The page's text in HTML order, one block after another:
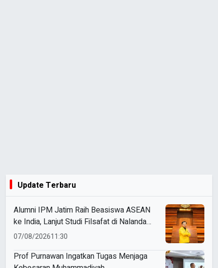
Update Terbaru
Alumni IPM Jatim Raih Beasiswa ASEAN
ke India, Lanjut Studi Filsafat di Nalanda
University
07/08/202611:30
Prof Purnawan Ingatkan Tugas Menjaga